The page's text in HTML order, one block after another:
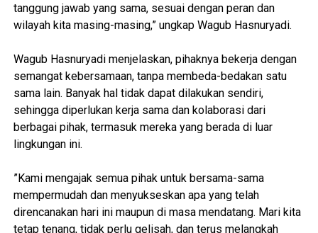
tanggung jawab yang sama, sesuai dengan peran dan
wilayah kita masing-masing,” ungkap Wagub Hasnuryadi.
‎Wagub Hasnuryadi menjelaskan, pihaknya bekerja dengan
semangat kebersamaan, tanpa membeda-bedakan satu
sama lain. Banyak hal tidak dapat dilakukan sendiri,
sehingga diperlukan kerja sama dan kolaborasi dari
berbagai pihak, termasuk mereka yang berada di luar
lingkungan ini.
‎”Kami mengajak semua pihak untuk bersama-sama
mempermudah dan menyukseskan apa yang telah
direncanakan hari ini maupun di masa mendatang. Mari kita
tetap tenang, tidak perlu gelisah, dan terus melangkah